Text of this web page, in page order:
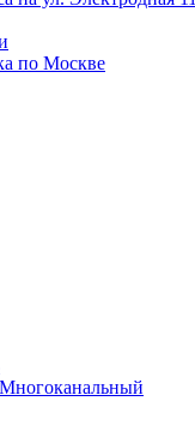
по Москве
Многоканальный